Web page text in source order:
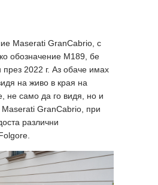
Maserati GranCabrio, с
обозначение M189, бе
през 2022 г. Аз обаче имах
на живо в края на
не само да го видя, но и
GranCabrio, при
различни